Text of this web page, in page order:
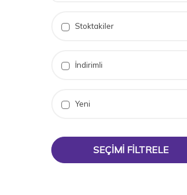
Stoktakiler
İndirimli
Yeni
SEÇIMI FILTRELE